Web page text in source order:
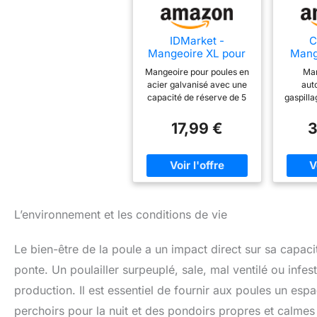
IDMarket -
Mangeoire XL pour
Poules Distributeur
Automatique à
pédale en Acier 5 KG
Mangeoire pour poules en
acier galvanisé avec une
capacité de réserve de 5
mangeoire avec
couvercle permet à vos
qu'elles ont faim Équipée
d'un couvercle qui
s'ouvre dès que la poule
(500 GR minimum)
nourriture de l'élevage et
Dimensions : L. 51 x l. 35 x
H. 18,5 CM - Dimensions
de la plateforme : L. 51 x l.
13 CM
17,99 €
au sol
L’environnement et les conditions de vie
Le bien-être de la poule a un impact direct sur sa
ponte. Un poulailler surpeuplé, sale, mal ventilé ou
production. Il est essentiel de fournir aux poules un
perchoirs pour la nuit et des pondoirs propres et